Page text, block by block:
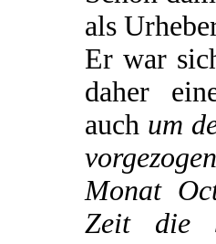
als
Er war
daher
auch um
Monat
Zeit die